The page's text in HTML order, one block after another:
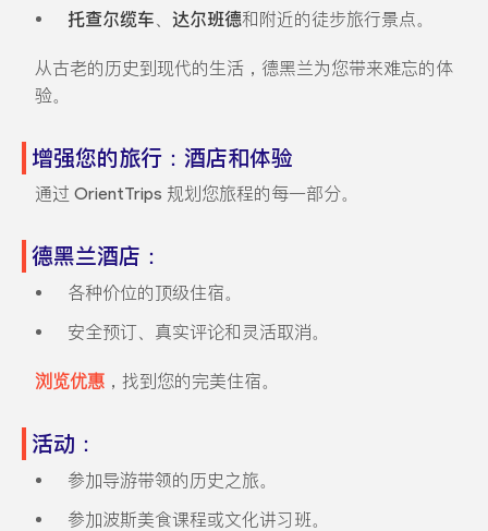
托查尔缆车、 达尔班德和附近的徒步旅行景点。
从古老的历史到现代的生活，德黑兰为您带来难忘的体
验。
增强您的旅行：酒店和体验
通过 OrientTrips 规划您旅程的每一部分。
德黑兰酒店：
各种价位的顶级住宿。
安全预订、真实评论和灵活取消。
浏览优惠，找到您的完美住宿。
活动：
参加导游带领的历史之旅。
参加波斯美食课程或文化讲习班。